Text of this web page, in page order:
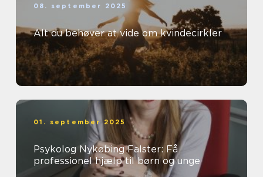
08. september 2025
Alt du behøver at vide om kvindecirkler
01. september 2025
Psykolog Nykøbing Falster: Få
professionel hjælp til børn og unge